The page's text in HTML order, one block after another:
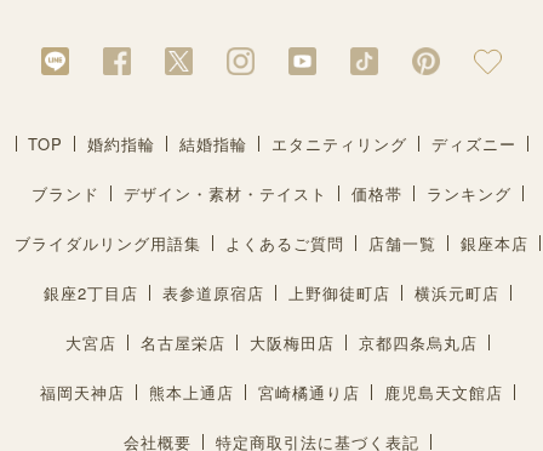
TOP 婚約指輪 結婚指輪 エタニティリング ディズニー
ブランド デザイン・素材・テイスト 価格帯 ランキング
ブライダルリング用語集 よくあるご質問 店舗一覧 銀座本店
銀座2丁目店 表参道原宿店 上野御徒町店 横浜元町店
大宮店 名古屋栄店 大阪梅田店 京都四条烏丸店
福岡天神店 熊本上通店 宮崎橘通り店 鹿児島天文館店
会社概要 特定商取引法に基づく表記